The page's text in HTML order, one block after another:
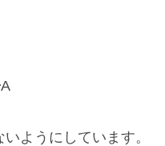
ようにしています。